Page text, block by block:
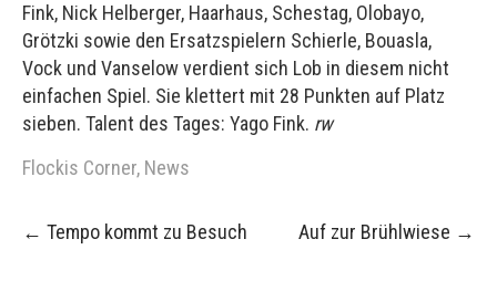
Fink, Nick Helberger, Haarhaus, Schestag, Olobayo,
Grötzki sowie den Ersatzspielern Schierle, Bouasla,
Vock und Vanselow verdient sich Lob in diesem nicht
einfachen Spiel. Sie klettert mit 28 Punkten auf Platz
sieben. Talent des Tages: Yago Fink. rw
Flockis Corner, News
Post
← Tempo kommt zu Besuch Auf zur Brühlwiese →